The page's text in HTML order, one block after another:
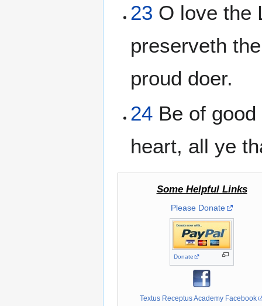
23 O love the
preserveth
proud doer.
24 Be of
heart, all ye
Some Helpful Links
Please Donate
Donate
Textus Receptus Academy Facebook